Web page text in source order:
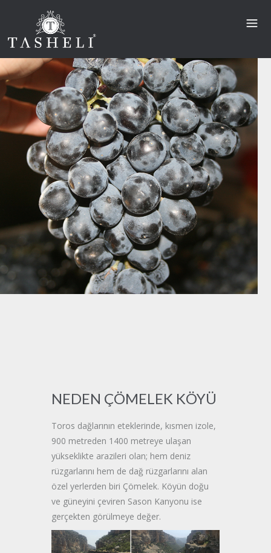
NEDEN ÇÖMELEK KÖYÜ
Toros dağlarının eteklerinde, kısmen izole,
900 metreden 1400 metreye ulaşan
yükseklikte arazileri olan; hem deniz
rüzgarlarını hem de dağ rüzgarlarını alan
özel yerlerden biri Çömelek. Köyün doğu
ve güneyini çeviren Sason Kanyonu ise
gerçekten görülmeye değer.